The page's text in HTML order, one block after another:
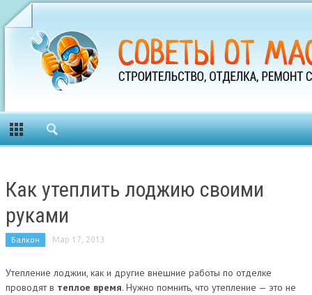
Как утеплить лоджию своими
руками
Балкон Мар 17, 2013
Утепление лоджии, как и другие внешние работы по отделке
проводят в теплое время. Нужно помнить, что утепление — это не